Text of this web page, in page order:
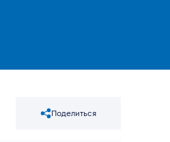
Поделиться